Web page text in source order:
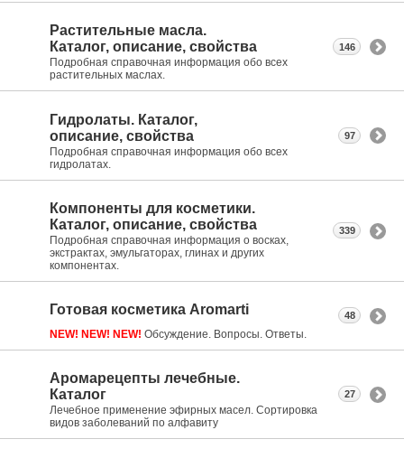
Растительные масла.
Каталог, описание, свойства
Подробная справочная информация обо всех
растительных маслах.
146
Гидролаты. Каталог,
описание, свойства
Подробная справочная информация обо всех
гидролатах.
97
Компоненты для косметики.
Каталог, описание, свойства
Подробная справочная информация о восках,
экстрактах, эмульгаторах, глинах и других
компонентах.
339
Готовая косметика Aromarti
NEW! NEW! NEW! Обсуждение. Вопросы. Ответы.
48
Аромарецепты лечебные.
Каталог
Лечебное применение эфирных масел. Сортировка
видов заболеваний по алфавиту
27